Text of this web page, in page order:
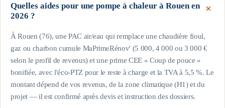
Quelles aides pour une pompe à chaleur à Rouen en
2026 ?
À Rouen (76), une PAC air/eau qui remplace une chaudière fioul,
gaz ou charbon cumule MaPrimeRénov' (5 000, 4 000 ou 3 000 €
selon le profil de revenus) et une prime CEE « Coup de pouce »
bonifiée, avec l'éco-PTZ pour le reste à charge et la TVA à 5,5 %. Le
montant dépend de vos revenus, de la zone climatique (H1) et du
projet — il est confirmé après devis et instruction des dossiers.